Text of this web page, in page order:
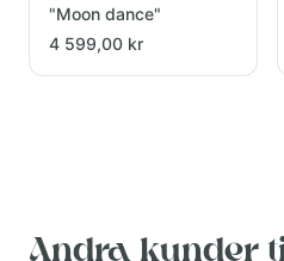
"Moon dance"
4 599,00 kr
Andra kunder